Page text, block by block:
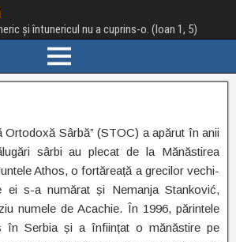
și întunericul nu a cuprins-o. (Ioan 1, 5)
Ortodoxă Sârbă” (STOC) a apărut în anii
sârbi au plecat de la Mănăstirea
Athos, o fortăreață a grecilor vechi-
ei s-a numărat și Nemanja Stanković,
numele de Acachie. În 1996, părintele
în Serbia și a înființat o mănăstire pe